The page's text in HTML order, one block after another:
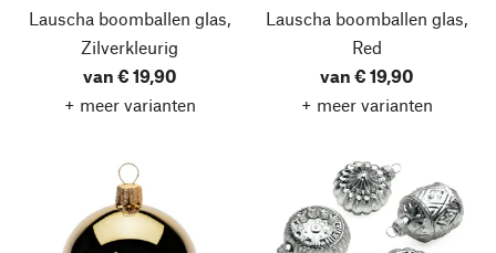
Lauscha boomballen glas,
Zilverkleurig
van € 19,90
+ meer varianten
Lauscha boomballen glas,
Red
van € 19,90
+ meer varianten